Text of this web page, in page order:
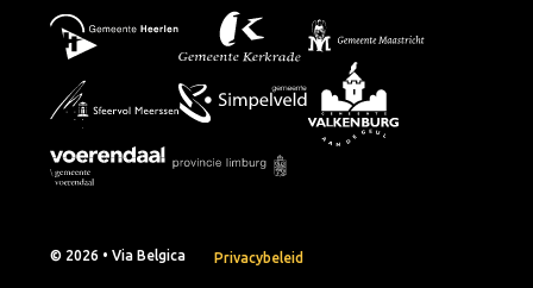
© 2026 • Via Belgica Privacybeleid